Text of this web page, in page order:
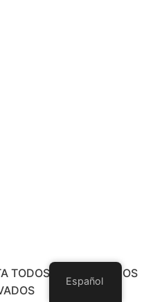
TODOS LOS DERECHOS
Español